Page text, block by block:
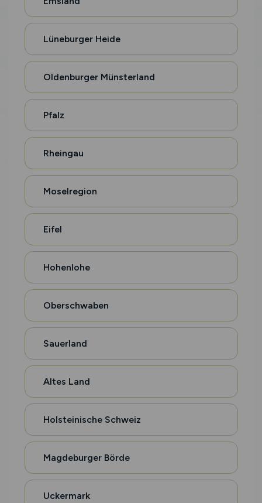
Lüneburger Heide
Oldenburger Münsterland
Pfalz
Rheingau
Moselregion
Eifel
Hohenlohe
Oberschwaben
Sauerland
Altes Land
Holsteinische Schweiz
Magdeburger Börde
Uckermark